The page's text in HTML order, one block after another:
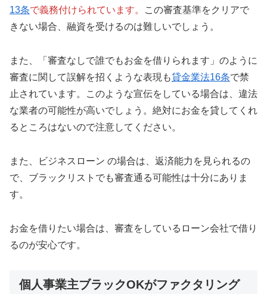
13条で義務付けられています。
この審査基準をクリアで
きない場合、融資を受けるのは難しいでしょう。
また、「審査なしで誰でもお金を借りられます」のように
審査に関して誤解を招くような表現も貸金業法16条で禁
止されています。このような宣伝をしている場合は、違法
な業者の可能性が高いでしょう。絶対にお金を貸してくれ
るところはないので注意してください。
また、ビジネスローン の場合は、返済能力を見られるの
で、ブラックリストでも審査通る可能性は十分にありま
す。
お金を借りたい場合は、審査をしているローン会社で借り
るのが安心です。
個人事業主ブラックOKがファクタリング